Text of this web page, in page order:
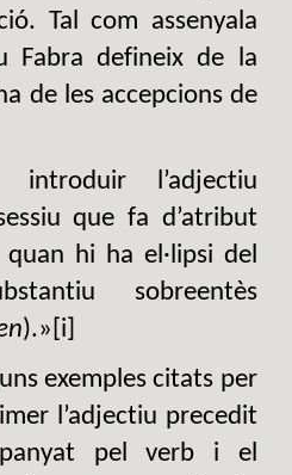
Tal com assenyala
Fabra defineix de la
de les accepcions de
l’adjectiu
que fa d’atribut
quan hi ha el·lipsi del
sobreentès
).»[i]
exemples citats per
l’adjectiu precedit
pel verb i el